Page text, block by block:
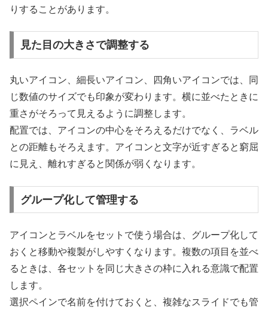
りすることがあります。
見た目の大きさで調整する
丸いアイコン、細長いアイコン、四角いアイコンでは、同
じ数値のサイズでも印象が変わります。横に並べたときに
重さがそろって見えるように調整します。
配置では、アイコンの中心をそろえるだけでなく、ラベル
との距離もそろえます。アイコンと文字が近すぎると窮屈
に見え、離れすぎると関係が弱くなります。
グループ化して管理する
アイコンとラベルをセットで使う場合は、グループ化して
おくと移動や複製がしやすくなります。複数の項目を並べ
るときは、各セットを同じ大きさの枠に入れる意識で配置
します。
選択ペインで名前を付けておくと、複雑なスライドでも管